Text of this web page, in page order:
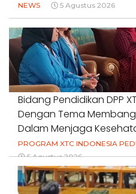
NEWS 5 Agustus 2026
Bidang Pendidikan DPP
Dengan Tema
Dalam Menjaga
PROGRAM XTC INDONESIA
5 Agustus 2026